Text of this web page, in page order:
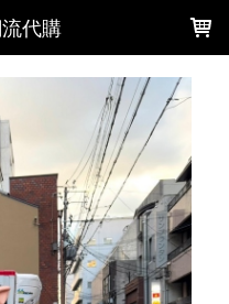
代購